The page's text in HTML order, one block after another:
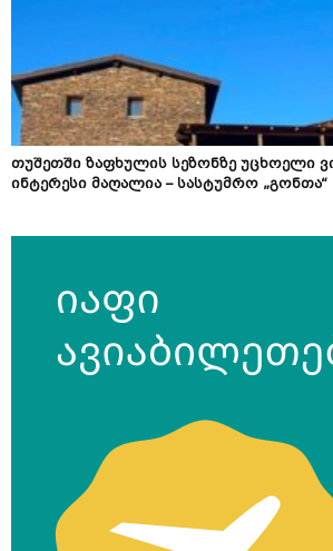
თუშეთში ზაფხულის სეზონზე უცხოელი
ინტერესი მაღალია – სასტუმრო „გონთა“